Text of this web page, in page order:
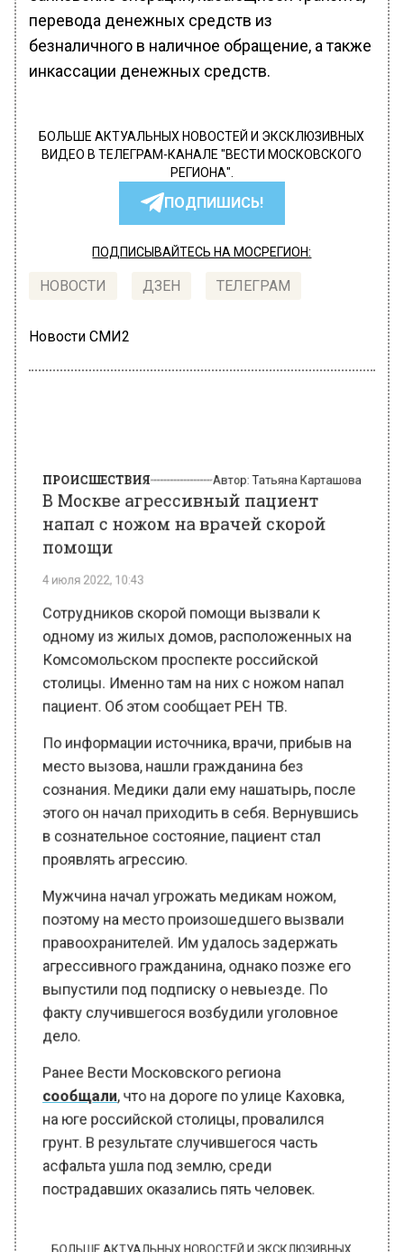
перевода денежных средств из
безналичного в наличное обращение, а также
инкассации денежных средств.
БОЛЬШЕ АКТУАЛЬНЫХ НОВОСТЕЙ И ЭКСКЛЮЗИВНЫХ
ВИДЕО В ТЕЛЕГРАМ-КАНАЛЕ "ВЕСТИ МОСКОВСКОГО
РЕГИОНА".
ПОДПИШИСЬ!
ПОДПИСЫВАЙТЕСЬ НА МОСРЕГИОН:
НОВОСТИ ДЗЕН ТЕЛЕГРАМ
Новости СМИ2
напал с ножом на врачей скорой
помощи
4 июля 2022, 10:43
Сотрудников скорой помощи вызвали к
одному из жилых домов, расположенных на
Комсомольском проспекте российской
столицы. Именно там на них с ножом напал
пациент. Об этом сообщает РЕН ТВ.
По информации источника, врачи, прибыв на
место вызова, нашли гражданина без
сознания. Медики дали ему нашатырь, после
этого он начал приходить в себя. Вернувшись
в сознательное состояние, пациент стал
проявлять агрессию.
поэтому на место произошедшего вызвали
правоохранителей. Им удалось задержать
агрессивного гражданина, однако позже его
выпустили под подписку о невыезде. По
факту случившегося возбудили уголовное
дело.
Ранее Вести Московского региона
сообщали, что на дороге по улице Каховка,
на юге российской столицы, провалился
грунт. В результате случившегося часть
асфальта ушла под землю, среди
пострадавших оказались пять человек.